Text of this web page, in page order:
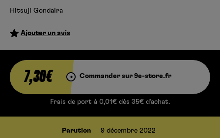
Hitsuji Gondaira
Ajouter un avis
7,30€ Commander sur 9e-store.fr
Frais de port à 0,01€ dès 35€ d’achat.
Parution 9 décembre 2022